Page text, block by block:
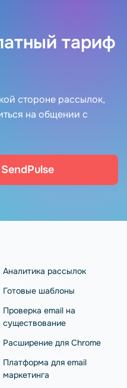
тариф
стороне рассылок,
на общении с
Аналитика рассылок
Готовые шаблоны
Проверка email на
существование
Расширение для Chrome
Платформа для email
маркетинга